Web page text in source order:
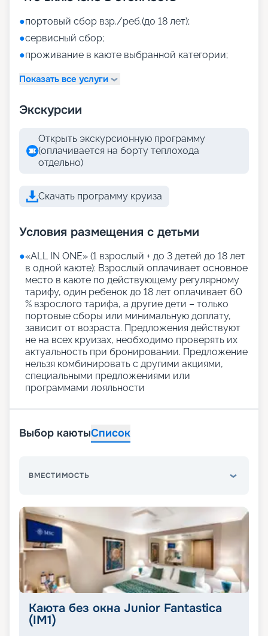
●портовый сбор взр./реб.(до 18 лет);
●сервисный сбор;
●проживание в каюте выбранной категории;
Показать все услуги
Экскурсии
Открыть экскурсионную программу
(оплачивается на борту теплохода
отдельно)
Скачать программу круиза
Условия размещения с детьми
●«АLL IN ONE» (1 взрослый + до 3 детей до 18 лет
в одной каюте): Взрослый оплачивает основное
место в каюте по действующему регулярному
тарифу, один ребенок до 18 лет оплачивает 60
% взрослого тарифа, а другие дети – только
портовые сборы или минимальную доплату,
зависит от возраста. Предложения действуют
не на всех круизах, необходимо проверять их
актуальность при бронировании. Предложение
нельзя комбинировать с другими акциями,
специальными предложениями или
программами лояльности
Выбор каютыСписок
ВМЕСТИМОСТЬ
Каюта без окна Junior Fantastica
(IM1)